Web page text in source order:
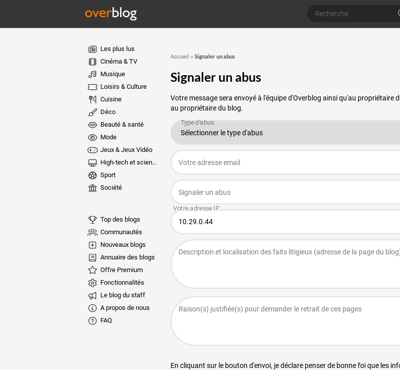
Les plus lus
Cinéma & TV
Musique
Loisirs & Culture
Cuisine
Déco
Beauté & santé
Mode
Jeux & Jeux Vidéo
High-tech et sciences
Sport
Société
Top des blogs
Communautés
Nouveaux blogs
Annuaire des blogs
Offre Premium
Fonctionnalités
Le blog du staff
A propos de nous
FAQ
Accueil » Signaler un abus
Signaler un abus
Votre message sera envoyé à l'équipe d'Overblog ainsi qu'au propriétaire
au propriétaire du blog.
En cliquant sur le bouton d'envoi, je déclare penser de bonne foi que les